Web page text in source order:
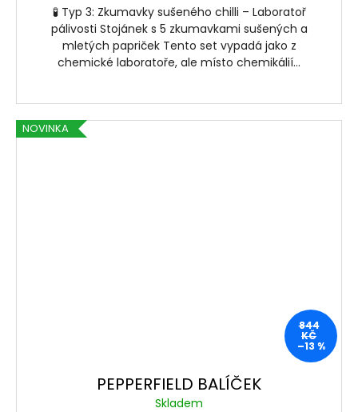
🧪 Typ 3: Zkumavky sušeného chilli – Laboratoř
pálivosti Stojánek s 5 zkumavkami sušených a
mletých papriček Tento set vypadá jako z
chemické laboratoře, ale místo chemikálií...
NOVINKA
844
KČ
–13 %
PEPPERFIELD BALÍČEK
Skladem